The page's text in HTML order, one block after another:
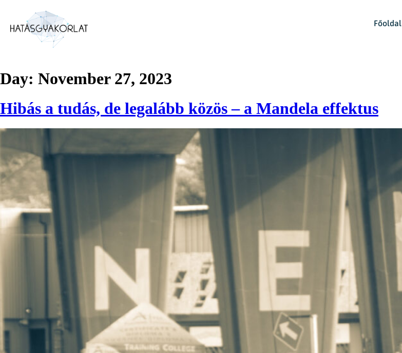
Főoldal
Day: November 27, 2023
Hibás a tudás, de legalább közös – a Mandela effektus